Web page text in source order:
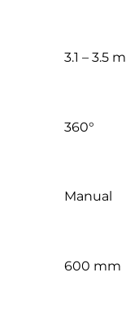
3.1 – 3.5 m
360°
Manual
600 mm